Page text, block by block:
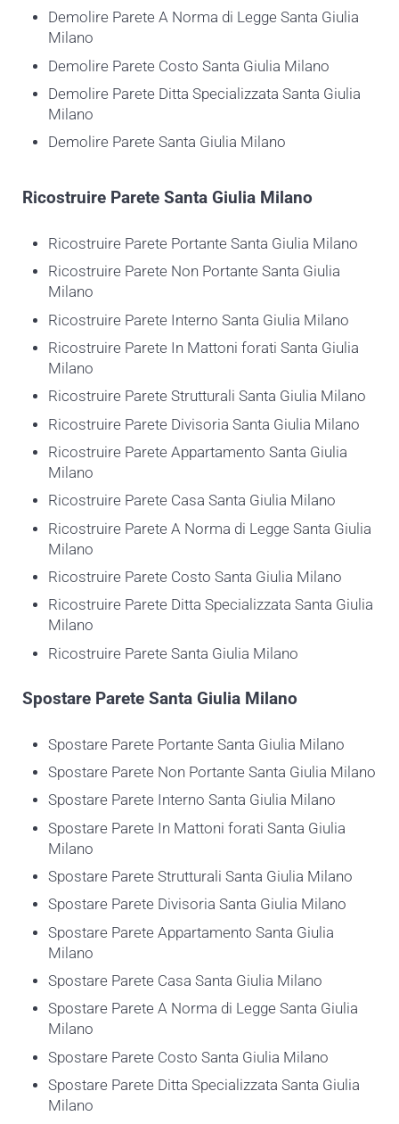
Demolire Parete A Norma di Legge Santa Giulia
Milano
Demolire Parete Costo Santa Giulia Milano
Demolire Parete Ditta Specializzata Santa Giulia
Milano
Demolire Parete Santa Giulia Milano
RicostruireParete Santa Giulia Milano
Ricostruire Parete Portante Santa Giulia Milano
Ricostruire Parete Non Portante Santa Giulia
Milano
Ricostruire Parete Interno Santa Giulia Milano
Ricostruire Parete In Mattoni forati Santa Giulia
Milano
Ricostruire Parete Strutturali Santa Giulia Milano
Ricostruire Parete Divisoria Santa Giulia Milano
Ricostruire Parete Appartamento Santa Giulia
Milano
Ricostruire Parete Casa Santa Giulia Milano
Ricostruire Parete A Norma di Legge Santa Giulia
Milano
Ricostruire Parete Costo Santa Giulia Milano
Ricostruire Parete Ditta Specializzata Santa Giulia
Milano
Ricostruire Parete Santa Giulia Milano
SpostareParete Santa Giulia Milano
Spostare Parete Portante Santa Giulia Milano
Spostare Parete Non Portante Santa Giulia Milano
Spostare Parete Interno Santa Giulia Milano
Spostare Parete In Mattoni forati Santa Giulia
Milano
Spostare Parete Strutturali Santa Giulia Milano
Spostare Parete Divisoria Santa Giulia Milano
Spostare Parete Appartamento Santa Giulia
Milano
Spostare Parete Casa Santa Giulia Milano
Spostare Parete A Norma di Legge Santa Giulia
Milano
Spostare Parete Costo Santa Giulia Milano
Spostare Parete Ditta Specializzata Santa Giulia
Milano